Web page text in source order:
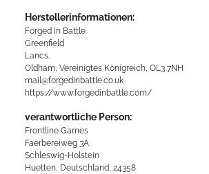
Herstellerinformationen:
Forged In Battle
Greenfield
Lancs.
Oldham, Vereinigtes Königreich, OL3 7NH
mail@forgedinbattle.co.uk
https://www.forgedinbattle.com/
verantwortliche Person:
Frontline Games
Faerbereiweg 3A
Schleswig-Holstein
Huetten, Deutschland, 24358